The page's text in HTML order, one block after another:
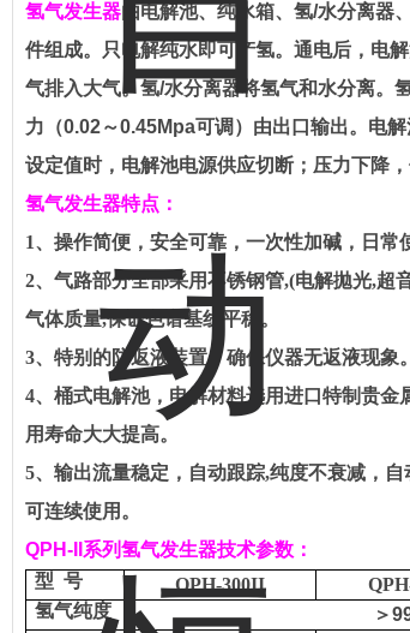
氢气发生器由电解池、纯水箱、氢/水分离器
件组成。只电解纯水即可产氢。通电后，电
气排入大气。氢/水分离器将氢气和水分离。
力（0.02～0.45Mpa可调）由出口输出。电
设定值时，电解池电源供应切断；压力下降
氢气发生器特点 ：
1、 操作简便，安全可靠，一次性加碱，日常
2、 气路部分全部采用不锈钢管,(电解拋光,超
气体质量,保证色谱基线平稳。
3、 特别的防返液装置，确保仪器无返液现象。
4、 桶式电解池，电解材料选用进口特制贵
用寿命大大提高。
5、 输出流量稳定，自动跟踪,纯度不衰减，自
可连续使用。
QPH-II 系列氢气发生器技术参数：
型 号 QPH-300II
氢气纯度 ＞